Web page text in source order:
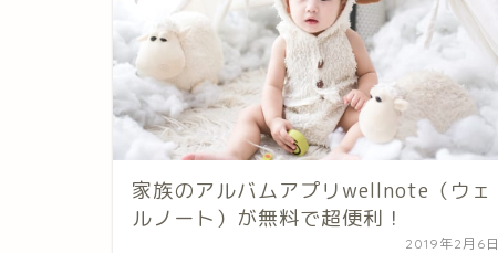
家族のアルバムアプリwellnote（ウェ
ルノート）が無料で超便利！
2019年2月6日